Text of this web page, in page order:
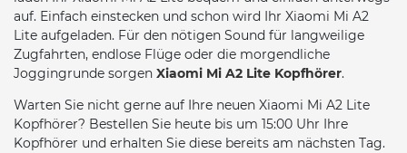
auf. Einfach einstecken und schon wird Ihr Xiaomi Mi A2
Lite aufgeladen. Für den nötigen Sound für langweilige
Zugfahrten, endlose Flüge oder die morgendliche
Joggingrunde sorgen Xiaomi Mi A2 Lite Kopfhörer.
Warten Sie nicht gerne auf Ihre neuen Xiaomi Mi A2 Lite
Kopfhörer? Bestellen Sie heute bis um 15:00 Uhr Ihre
Kopfhörer und erhalten Sie diese bereits am nächsten Tag.